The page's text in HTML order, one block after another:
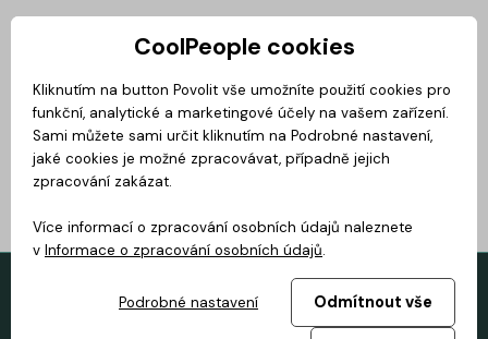
Privátní zóna
Magazín BusinessClass CoolMovie CoolDialog Podcast
CoolPeople cookies
Kliknutím na button Povolit vše umožníte použití cookies pro
funkční, analytické a marketingové účely na vašem zařízení.
Sami můžete sami určit kliknutím na Podrobné nastavení,
jaké cookies je možné zpracovávat, případně jejich
zpracování zakázat.
Více informací o zpracování osobních údajů naleznete
v Informace o zpracování osobních údajů.
Podrobné nastavení Odmítnout vše